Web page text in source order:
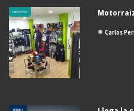
LIFESTYLE
Carlos
SERIE 4